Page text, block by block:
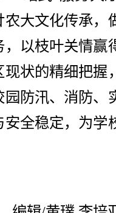
大文化传承，
以枝叶关情赢
状的精细把握
园防汛、消防、
全稳定，为学